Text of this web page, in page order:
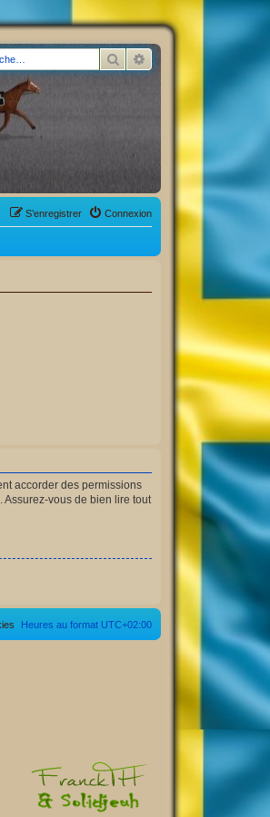
Rechercher
Connexion
S’enregistrer
accorder des permissions
Assurez-vous de bien lire tout
Heures au format UTC+02:00